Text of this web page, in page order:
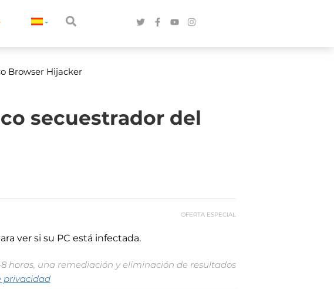
Browser Hijacker
secuestrador del
OFERTA ESPECIAL
ver si su PC está infectada.
horas, una remediación y eliminación de resultados
privacidad